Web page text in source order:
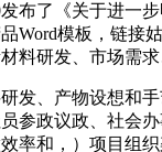
布了《关于进一
Word模板，链接
料研发、市场需求
、产物设想和手
参政议政、社会
率和，）项目组